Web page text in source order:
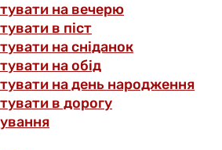
на вечерю
в піст
на сніданок
на обід
на день народження
в дорогу